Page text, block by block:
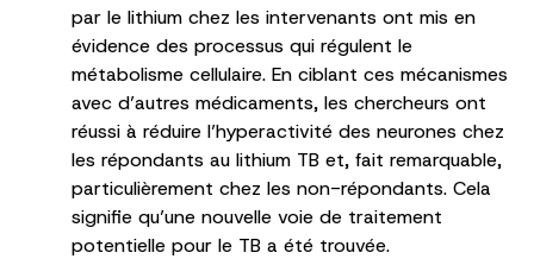
par le lithium chez les intervenants ont mis en
évidence des processus qui régulent le
métabolisme cellulaire. En ciblant ces mécanismes
avec d’autres médicaments, les chercheurs ont
réussi à réduire l’hyperactivité des neurones chez
les répondants au lithium TB et, fait remarquable,
particulièrement chez les non-répondants. Cela
signifie qu’une nouvelle voie de traitement
potentielle pour le TB a été trouvée.